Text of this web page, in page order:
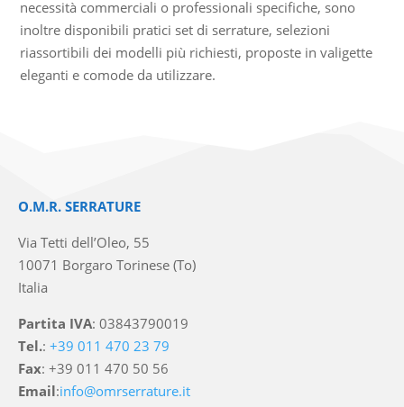
necessità commerciali o professionali specifiche, sono
inoltre disponibili pratici set di serrature, selezioni
riassortibili dei modelli più richiesti, proposte in valigette
eleganti e comode da utilizzare.
O.M.R. SERRATURE
Via Tetti dell’Oleo, 55
10071 Borgaro Torinese (To)
Italia
Partita IVA: 03843790019
Tel.:+39 011 470 23 79
Fax: +39 011 470 50 56
Email:info@omrserrature.it